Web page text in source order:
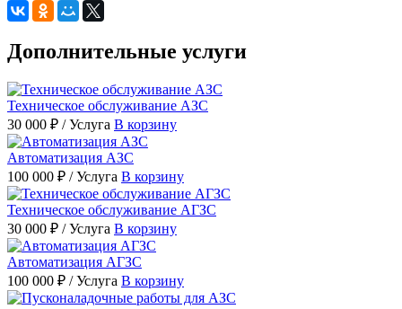
Дополнительные услуги
Техническое обслуживание АЗС
30 000 ₽ / Услуга В корзину
Автоматизация АЗС
100 000 ₽ / Услуга В корзину
Техническое обслуживание АГЗС
30 000 ₽ / Услуга В корзину
Автоматизация АГЗС
100 000 ₽ / Услуга В корзину